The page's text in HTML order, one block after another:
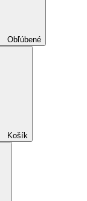
Obľúbené
Košík